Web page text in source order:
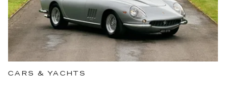
CARS & YACHTS